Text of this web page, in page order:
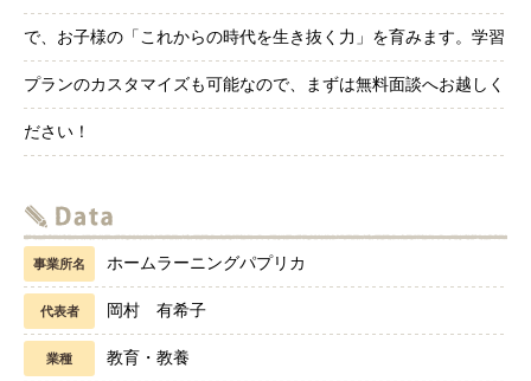
で、お子様の「これからの時代を生き抜く力」を育みます。学習
プランのカスタマイズも可能なので、まずは無料面談へお越しく
ださい！
事業所名 ホームラーニングパプリカ
代表者 岡村 有希子
業種 教育・教養